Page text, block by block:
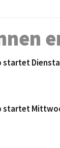
startet
startet